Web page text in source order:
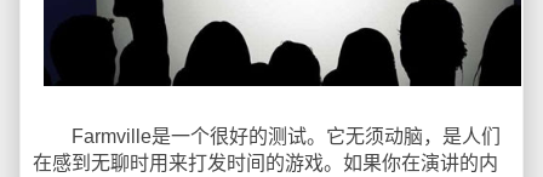
Farmville是一个很好的测试。它无须动脑，是人们
在感到无聊时用来打发时间的游戏。如果你在演讲的内